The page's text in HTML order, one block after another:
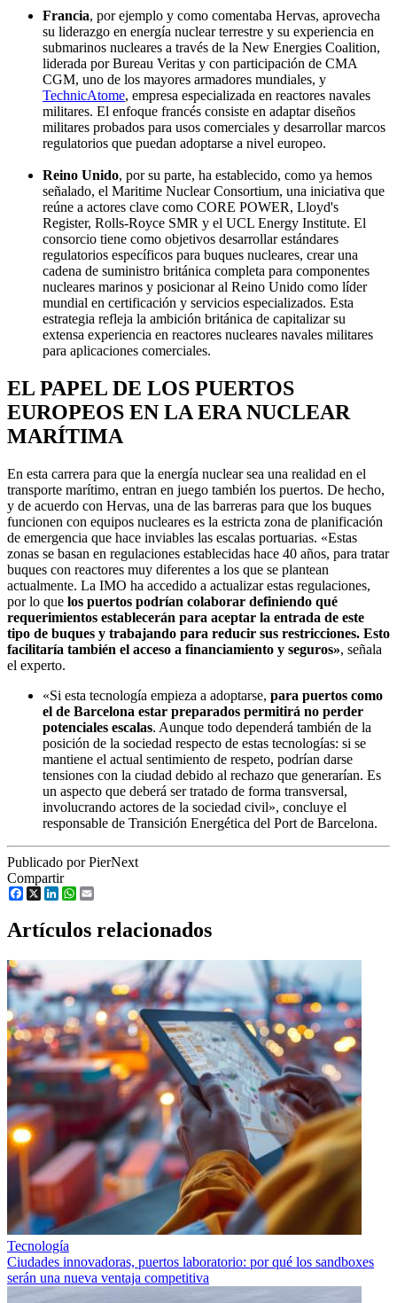
Francia, por ejemplo y como comentaba Hervas, aprovecha
su liderazgo en energía nuclear terrestre y su experiencia en
submarinos nucleares a través de la New Energies Coalition,
liderada por Bureau Veritas y con participación de CMA
CGM, uno de los mayores armadores mundiales, y
TechnicAtome, empresa especializada en reactores navales
militares. El enfoque francés consiste en adaptar diseños
militares probados para usos comerciales y desarrollar marcos
regulatorios que puedan adoptarse a nivel europeo.
Reino Unido, por su parte, ha establecido, como ya hemos
señalado, el Maritime Nuclear Consortium, una iniciativa que
reúne a actores clave como CORE POWER, Lloyd's
Register, Rolls-Royce SMR y el UCL Energy Institute. El
consorcio tiene como objetivos desarrollar estándares
regulatorios específicos para buques nucleares, crear una
cadena de suministro británica completa para componentes
nucleares marinos y posicionar al Reino Unido como líder
mundial en certificación y servicios especializados. Esta
estrategia refleja la ambición británica de capitalizar su
extensa experiencia en reactores nucleares navales militares
para aplicaciones comerciales.
EL PAPEL DE LOS PUERTOS
EUROPEOS EN LA ERA NUCLEAR
MARÍTIMA
En esta carrera para que la energía nuclear sea una realidad en el
transporte marítimo, entran en juego también los puertos. De hecho,
y de acuerdo con Hervas, una de las barreras para que los buques
funcionen con equipos nucleares es la estricta zona de planificación
de emergencia que hace inviables las escalas portuarias. «Estas
zonas se basan en regulaciones establecidas hace 40 años, para tratar
buques con reactores muy diferentes a los que se plantean
actualmente. La IMO ha accedido a actualizar estas regulaciones,
por lo que los puertos podrían colaborar definiendo qué
requerimientos establecerán para aceptar la entrada de este
tipo de buques y trabajando para reducir sus restricciones. Esto
facilitaría también el acceso a financiamiento y seguros», señala
el experto.
«Si esta tecnología empieza a adoptarse, para puertos como
el de Barcelona estar preparados permitirá no perder
potenciales escalas. Aunque todo dependerá también de la
posición de la sociedad respecto de estas tecnologías: si se
mantiene el actual sentimiento de respeto, podrían darse
tensiones con la ciudad debido al rechazo que generarían. Es
un aspecto que deberá ser tratado de forma transversal,
involucrando actores de la sociedad civil», concluye el
responsable de Transición Energética del Port de Barcelona.
Publicado por PierNext
Compartir
Facebook
X LinkedInWhatsApp
Artículos relacionados
Tecnología
Ciudades innovadoras, puertos laboratorio: por qué los sandboxes
serán una nueva ventaja competitiva